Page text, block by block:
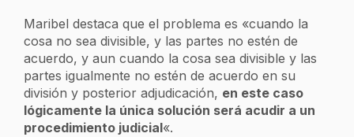
Maribel destaca que el problema es «cuando la
cosa no sea divisible, y las partes no estén de
acuerdo, y aun cuando la cosa sea divisible y las
partes igualmente no estén de acuerdo en su
división y posterior adjudicación, en este caso
lógicamente la única solución será acudir a un
procedimiento judicial«.